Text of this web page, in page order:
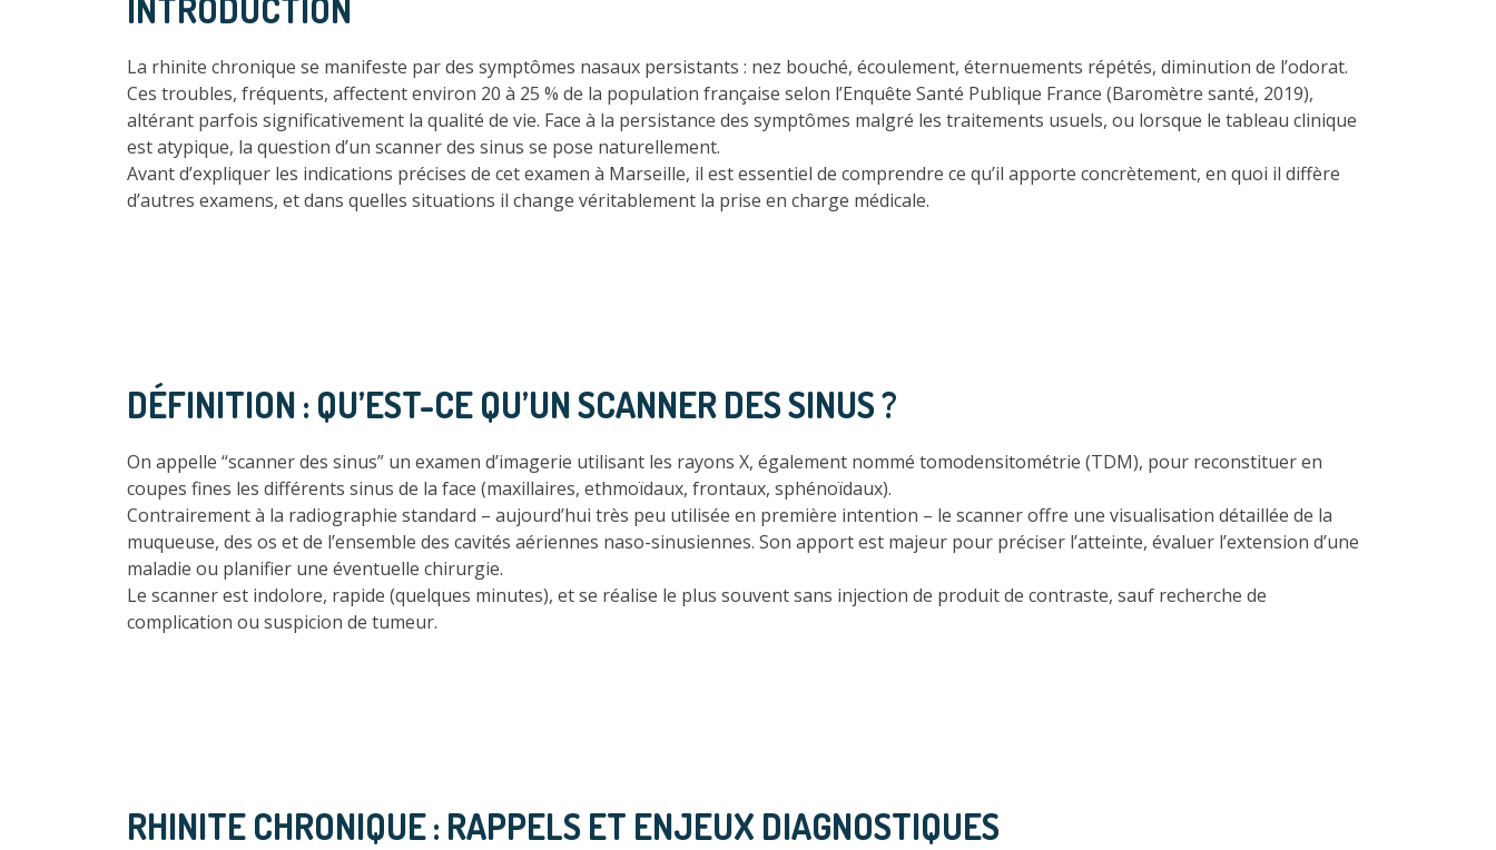
INTRODUCTION
La rhinite chronique se manifeste par des symptômes nasaux persistants : nez bouché, écoulement, éternuements répétés, diminution de l’odorat.
Ces troubles, fréquents, affectent environ 20 à 25 % de la population française selon l’Enquête Santé Publique France (Baromètre santé, 2019),
altérant parfois significativement la qualité de vie. Face à la persistance des symptômes malgré les traitements usuels, ou lorsque le tableau clinique
est atypique, la question d’un scanner des sinus se pose naturellement.
Avant d’expliquer les indications précises de cet examen à Marseille, il est essentiel de comprendre ce qu’il apporte concrètement, en quoi il diffère
d’autres examens, et dans quelles situations il change véritablement la prise en charge médicale.
DÉFINITION : QU’EST-CE QU’UN SCANNER DES SINUS ?
On appelle “scanner des sinus” un examen d’imagerie utilisant les rayons X, également nommé tomodensitométrie (TDM), pour reconstituer en
coupes fines les différents sinus de la face (maxillaires, ethmoïdaux, frontaux, sphénoïdaux).
Contrairement à la radiographie standard – aujourd’hui très peu utilisée en première intention – le scanner offre une visualisation détaillée de la
muqueuse, des os et de l’ensemble des cavités aériennes naso-sinusiennes. Son apport est majeur pour préciser l’atteinte, évaluer l’extension d’une
maladie ou planifier une éventuelle chirurgie.
Le scanner est indolore, rapide (quelques minutes), et se réalise le plus souvent sans injection de produit de contraste, sauf recherche de
complication ou suspicion de tumeur.
RHINITE CHRONIQUE : RAPPELS ET ENJEUX DIAGNOSTIQUES